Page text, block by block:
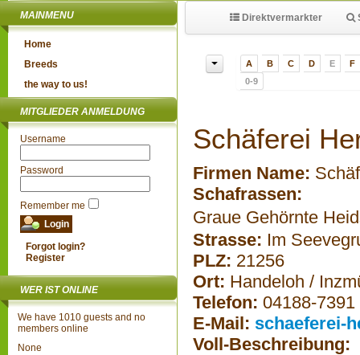
MAINMENU
Home
Breeds
the way to us!
MITGLIEDER ANMELDUNG
Username
Password
Remember me
Forgot login?
Register
WER IST ONLINE
We have 1010 guests and no
members online
None
Direktvermarkter
A B C D E
F
0-9
Schäferei
Firmen Name:
Schafrassen:
Graue Gehörnte
Strasse: Im
PLZ: 21256
Ort: Handeloh /
Telefon: 04188-7391
E-Mail: schaeferei-
Voll-Beschreibung: